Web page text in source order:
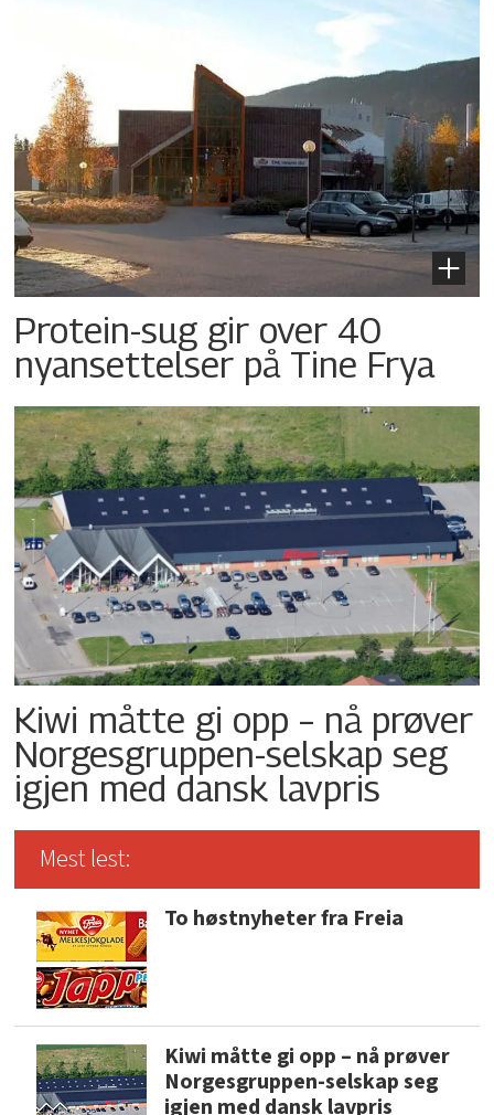
Protein-sug gir over 40
nyansettelser på Tine Frya
Kiwi måtte gi opp – nå prøver
Norgesgruppen-selskap seg
igjen med dansk lavpris
Mest lest:
To høstnyheter fra Freia
Kiwi måtte gi opp – nå prøver
Norgesgruppen-selskap seg
igjen med dansk lavpris